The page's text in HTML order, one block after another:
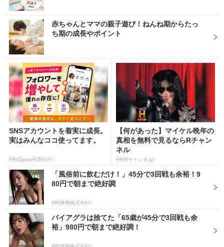
赤ちゃんとママの親子遊び！ねんね期からたっ
ち期の成長やポイント
SNSアカウントを着実に成長。
実はみんなココ使ってます。
PR(Dreaw合同会社)
【何があった】マイケル晩年の
真相を無料で見るならRチャン
ネル
PR(Rチャンネル)
「風俗前に飲むだけ！」45分で3回戦も余裕！9
80円で朝まで絶好調
PR(健商株式会社)
バイアグラは捨てた「65歳が45分で3回戦も余
裕」980円で朝まで絶好調！